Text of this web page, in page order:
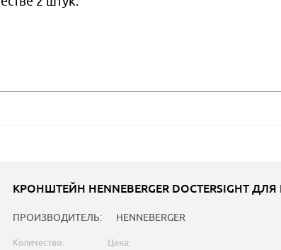
КРОНШТЕЙН HENNEBERGER DOCTERSIGHT ДЛЯ
ПРОИЗВОДИТЕЛЬ: HENNEBERGER
Количество: Цена: